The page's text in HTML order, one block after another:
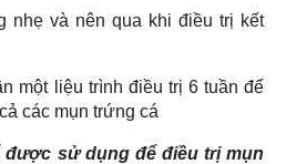
nhẹ và nên qua khi điều trị kết
một liệu trình điều trị 6 tuần để
các mụn trứng cá
được sử dụng để điều trị mụn